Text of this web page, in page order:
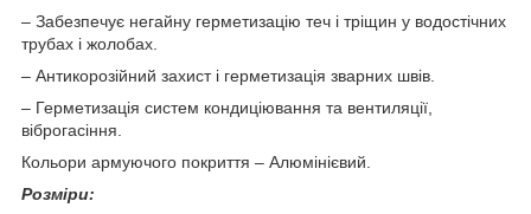
– Забезпечує негайну герметизацію теч і тріщин у водостічних
трубах і жолобах.
– Антикорозійний захист і герметизація зварних швів.
– Герметизація систем кондиціювання та вентиляції,
віброгасіння.
Кольори армуючого покриття – Алюмінієвий.
Розміри: